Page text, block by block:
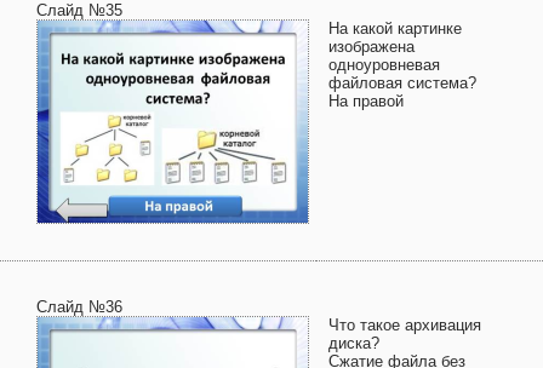
Слайд №35
На какой картинке
изображена
одноуровневая
файловая система?
На правой
Слайд №36
Что такое архивация
диска?
Сжатие файла без